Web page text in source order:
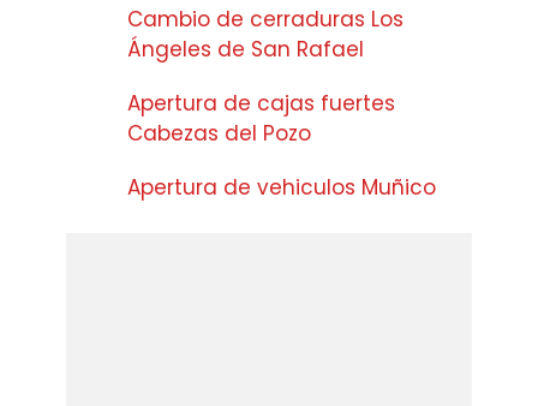
Cambio de cerraduras Los
Ángeles de San Rafael
Apertura de cajas fuertes
Cabezas del Pozo
Apertura de vehiculos Muñico